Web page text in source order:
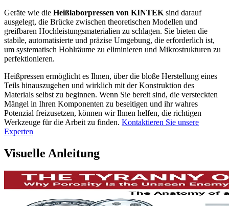
Geräte wie die Heißlaborpressen von KINTEK sind darauf
ausgelegt, die Brücke zwischen theoretischen Modellen und
greifbaren Hochleistungsmaterialien zu schlagen. Sie bieten die
stabile, automatisierte und präzise Umgebung, die erforderlich ist,
um systematisch Hohlräume zu eliminieren und Mikrostrukturen zu
perfektionieren.
Heißpressen ermöglicht es Ihnen, über die bloße Herstellung eines
Teils hinauszugehen und wirklich mit der Konstruktion des
Materials selbst zu beginnen. Wenn Sie bereit sind, die versteckten
Mängel in Ihren Komponenten zu beseitigen und ihr wahres
Potenzial freizusetzen, können wir Ihnen helfen, die richtigen
Werkzeuge für die Arbeit zu finden. Kontaktieren Sie unsere
Experten
Visuelle Anleitung